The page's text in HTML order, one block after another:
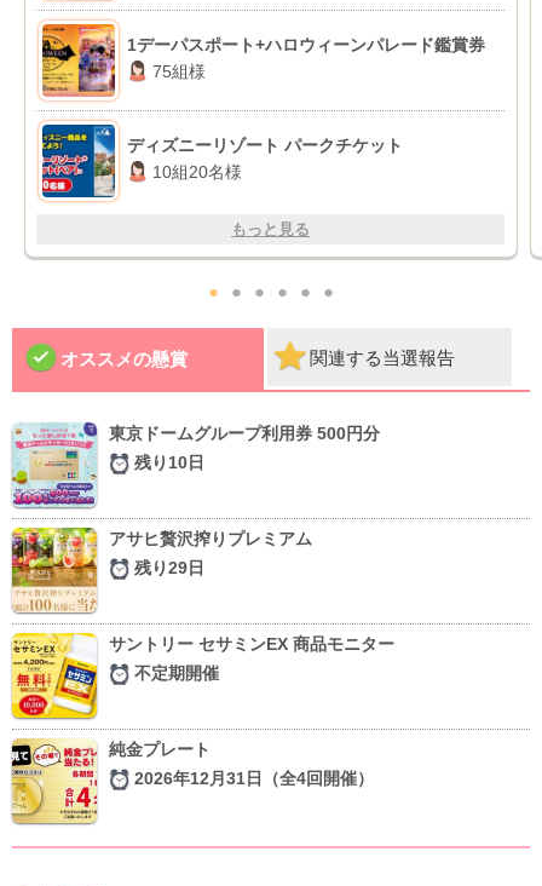
1デーパスポート+ハロウィーンパレード鑑賞券
75組様
ディズニーリゾート パークチケット
10組20名様
もっと見る
● ● ● ● ● ●
オススメの懸賞 関連する当選報告
東京ドームグループ利用券 500円分
残り10日
アサヒ贅沢搾りプレミアム
残り29日
サントリー セサミンEX 商品モニター
不定期開催
純金プレート
2026年12月31日（全4回開催）